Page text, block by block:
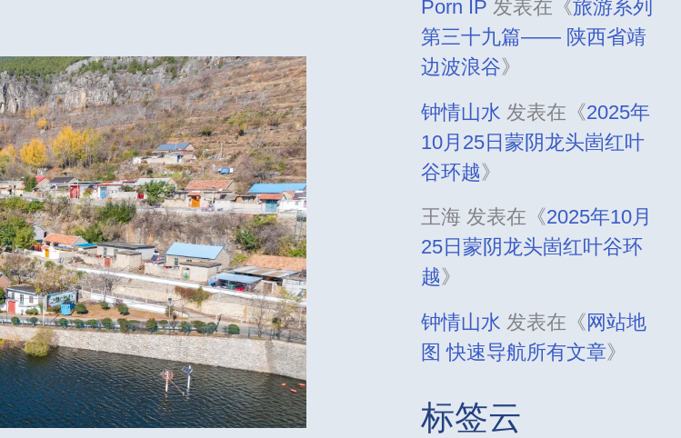
Porn IP 发表在《旅游系列
第三十九篇—— 陕西省靖
边波浪谷》
钟情山水 发表在《2025年
10月25日蒙阴龙头崮红叶
谷环越》
王海 发表在《2025年10月
25日蒙阴龙头崮红叶谷环
越》
钟情山水 发表在《网站地
图 快速导航所有文章》
标签云